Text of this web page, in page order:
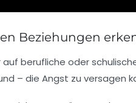
Beziehungen
berufliche oder
– die Angst zu